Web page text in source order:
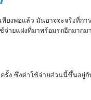
ยงพอแล้ว มันอาจจะจริงที่กา
จ่ายแฝงที่มาพร้อมรถอีกมากม
รั้ง ซึ่งค่าใช้จ่ายส่วนนี้ขึ้นอยู่